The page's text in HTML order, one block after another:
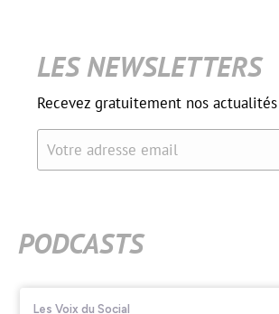
LES NEWSLETTERS
Recevez gratuitement nos
Votre adresse email
PODCASTS